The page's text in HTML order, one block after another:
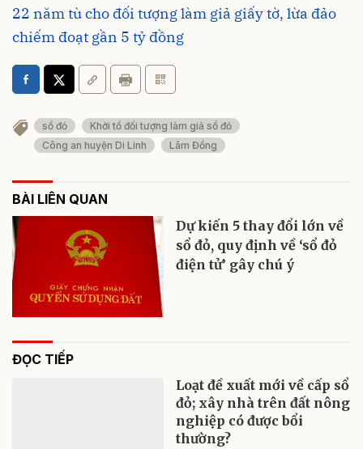
22 năm tù cho đối tượng làm giả giấy tờ, lừa đảo
chiếm đoạt gần 5 tỷ đồng
sổ đỏ
Khởi tố đối tượng làm giả sổ đỏ
Công an huyện Di Linh
Lâm Đồng
BÀI LIÊN QUAN
Dự kiến 5 thay đổi lớn về
sổ đỏ, quy định về ‘sổ đỏ
điện tử’ gây chú ý
ĐỌC TIẾP
Loạt đề xuất mới về cấp sổ
đỏ; xây nhà trên đất nông
nghiệp có được bổi
thường?